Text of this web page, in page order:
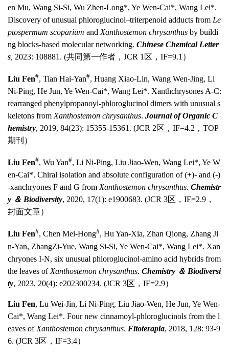
en Mu, Wang Si-Si, Wu Zhen-Long*, Ye Wen-Cai*, Wang Lei*.
Discovery of unusual phloroglucinol–triterpenoid adducts from Le
ptospermum scoparium and Xanthostemon chrysanthus by buildi
ng blocks-based molecular networking. Chinese Chemical Letter
s 2023: 108881. (共同第一作者，JCR 1区，IF=9.1）
Liu Fen#, Tian Hai-Yan#, Huang Xiao-Lin, Wang Wen-Jing, Li
Ni-Ping, He Jun, Ye Wen-Cai*, Wang Lei*. Xanthchrysones A-C:
rearranged phenylpropanoyl-phloroglucinol dimers with unusual s
keletons from Xanthostemon chrysanthus. Journal of Organic C
hemistry, 2019, 84(23): 15355-15361. (JCR 2区，IF=4.2，TOP
期刊）
Liu Fen#, Wu Yan#, Li Ni-Ping, Liu Jiao-Wen, Wang Lei*, Ye W
en-Cai*. Chiral isolation and absolute configuration of (+)- and (-)
-xanchryones F and G from Xanthostemon chrysanthus. Chemistr
y ＆ Biodiversity, 2020, 17(1): e1900683. (JCR 3区，IF=2.9，
封面文章）
Liu Fen#, Chen Mei-Hong#, HuYan-Xia, Zhan Qiong, Zhang Ji
n-Yan, ZhangZi-Yue, Wang Si-Si, Ye Wen-Cai*, Wang Lei*. Xan
chryones I-N, six unusual phloroglucinol-amino acid hybrids from
the leaves of Xanthostemon chrysanthus. Chemistry ＆ Biodiversi
ty, 2023, 20(4): e202300234. (JCR 3区，IF=2.9）
Liu Fen, Lu Wei-Jin, Li Ni-Ping, Liu Jiao-Wen, He Jun, Ye Wen-
Cai*, Wang Lei*. Four new cinnamoyl-phloroglucinols from the l
eaves of Xanthostemon chrysanthus. Fitoterapia, 2018, 128: 93-9
6. (JCR 3区，IF=3.4）